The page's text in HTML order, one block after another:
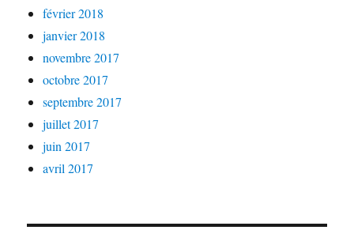
février 2018
janvier 2018
novembre 2017
octobre 2017
septembre 2017
juillet 2017
juin 2017
avril 2017